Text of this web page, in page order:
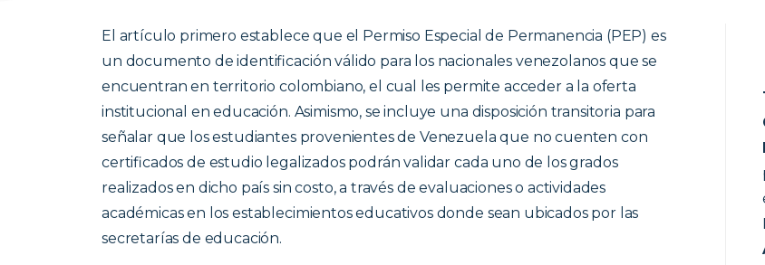
El artículo primero establece que el Permiso Especial de Permanencia (PEP) es
un documento de identificación válido para los nacionales venezolanos que se
encuentran en territorio colombiano, el cual les permite acceder a la oferta
institucional en educación. Asimismo, se incluye una disposición transitoria para
señalar que los estudiantes provenientes de Venezuela que no cuenten con
certificados de estudio legalizados podrán validar cada uno de los grados
realizados en dicho país sin costo, a través de evaluaciones o actividades
académicas en los establecimientos educativos donde sean ubicados por las
secretarías de educación.